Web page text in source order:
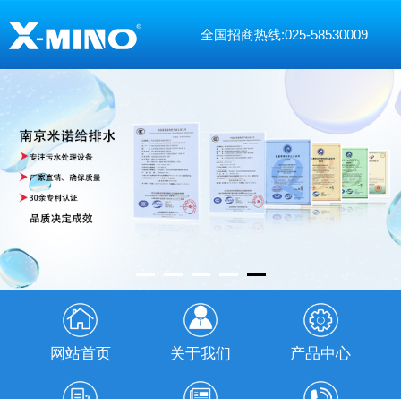
全国招商热线:025-58530009
网站首页 关于我们 产品中心